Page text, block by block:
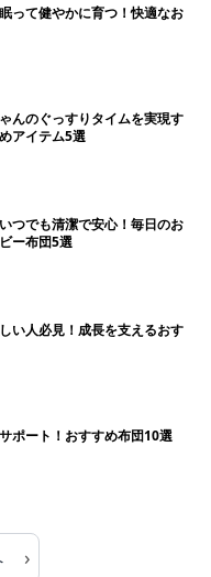
って健やかに育つ！快適なお
んのぐっすりタイムを実現す
アイテム5選
つでも清潔で安心！毎日のお
ー布団5選
い人必見！成長を支えるおす
ポート！おすすめ布団10選
›